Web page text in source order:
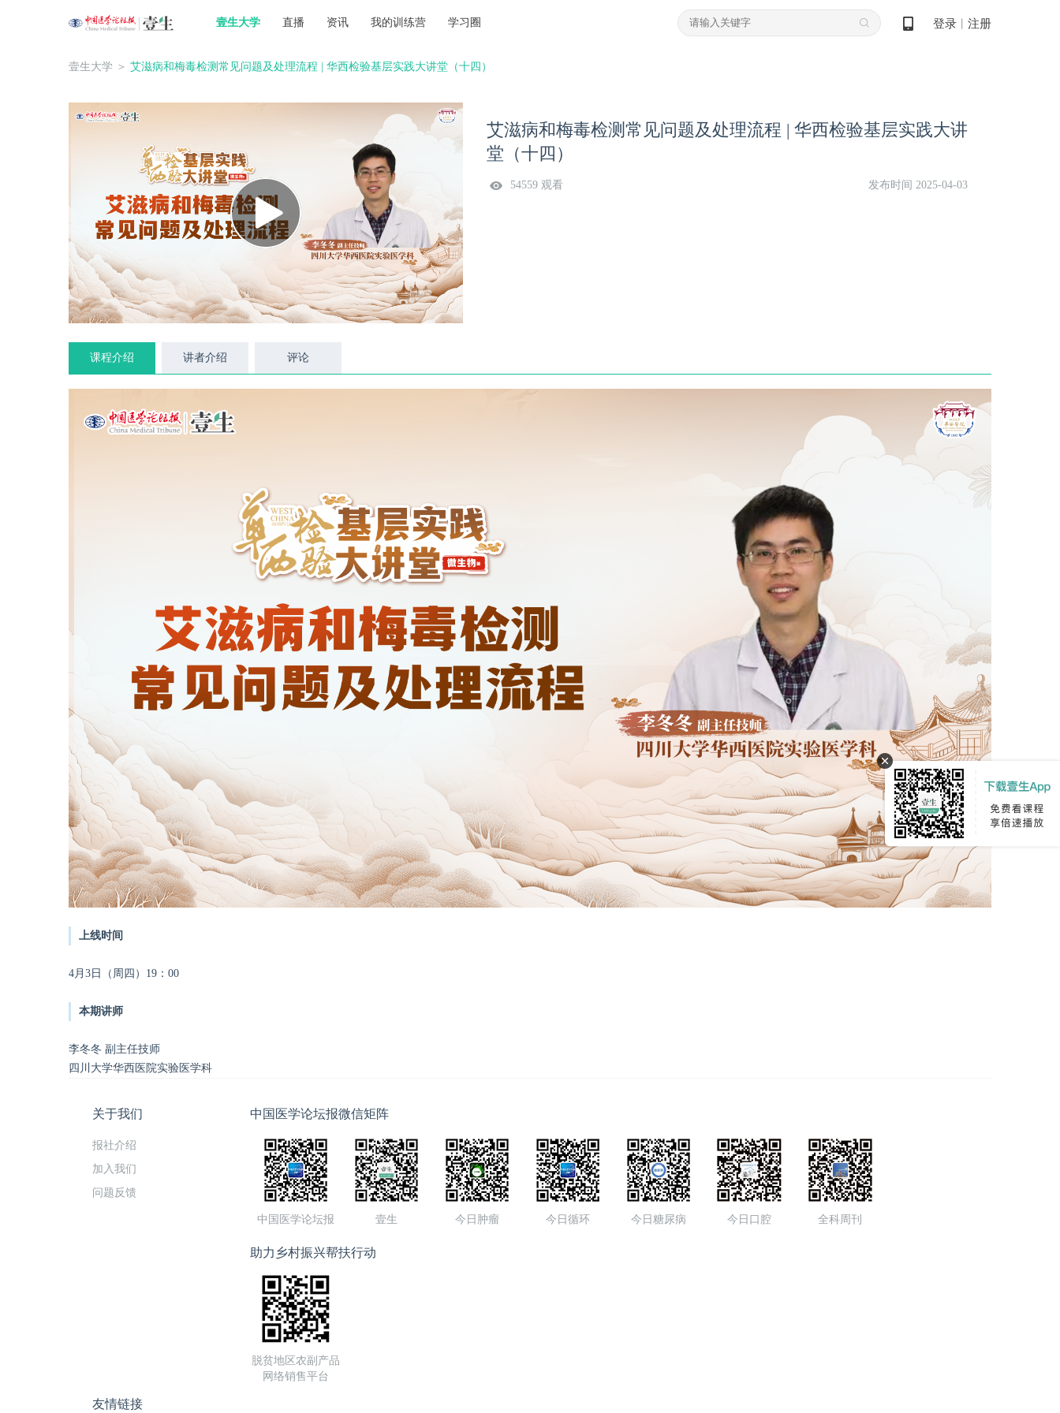
壹生大学 直播 资讯 我的训练营 学习圈 登录 注册
壹生大学 ＞ 艾滋病和梅毒检测常见问题及处理流程 | 华西检验基层实践大讲堂（十四）
艾滋病和梅毒检测常见问题及处理流程 | 华西检验基层实践大讲
堂（十四）
54559 观看 发布时间 2025-04-03
课程介绍 讲者介绍 评论
上线时间
4月3日（周四）19：00
本期讲师
李冬冬 副主任技师
四川大学华西医院实验医学科
关于我们
报社介绍
加入我们
问题反馈
中国医学论坛报微信矩阵
中国医学论坛报 壹生 今日肿瘤 今日循环 今日糖尿病 今日口腔 全科周刊
助力乡村振兴帮扶行动
脱贫地区农副产品
网络销售平台
友情链接